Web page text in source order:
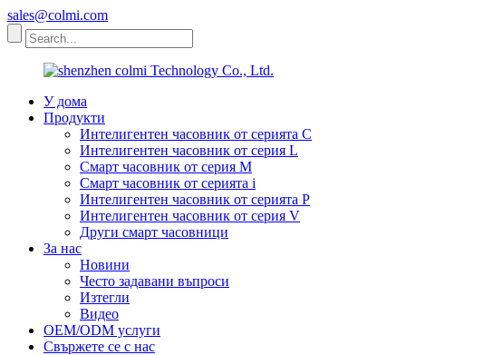
sales@colmi.com
У дома
Продукти
Интелигентен часовник от серията C
Интелигентен часовник от серия L
Смарт часовник от серия M
Смарт часовник от серията i
Интелигентен часовник от серията P
Интелигентен часовник от серия V
Други смарт часовници
За нас
Новини
Често задавани въпроси
Изтегли
Видео
OEM/ODM услуги
Свържете се с нас